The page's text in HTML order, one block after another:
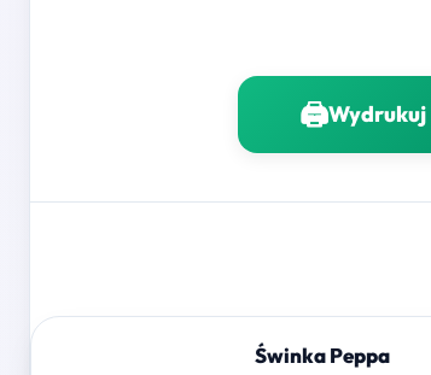
🖨️Wydrukuj
Świnka Peppa